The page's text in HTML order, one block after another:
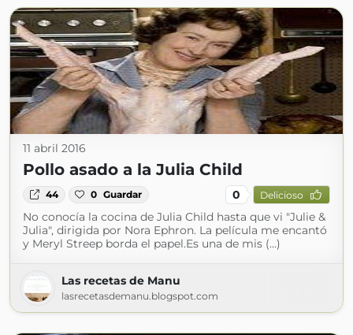
11 abril 2016
Pollo asado a la Julia Child
44 0 Guardar 0 Delicioso
No conocía la cocina de Julia Child hasta que vi "Julie &
Julia", dirigida por Nora Ephron. La película me encantó
y Meryl Streep borda el papel.Es una de mis (...)
Las recetas de Manu
lasrecetasdemanu.blogspot.com